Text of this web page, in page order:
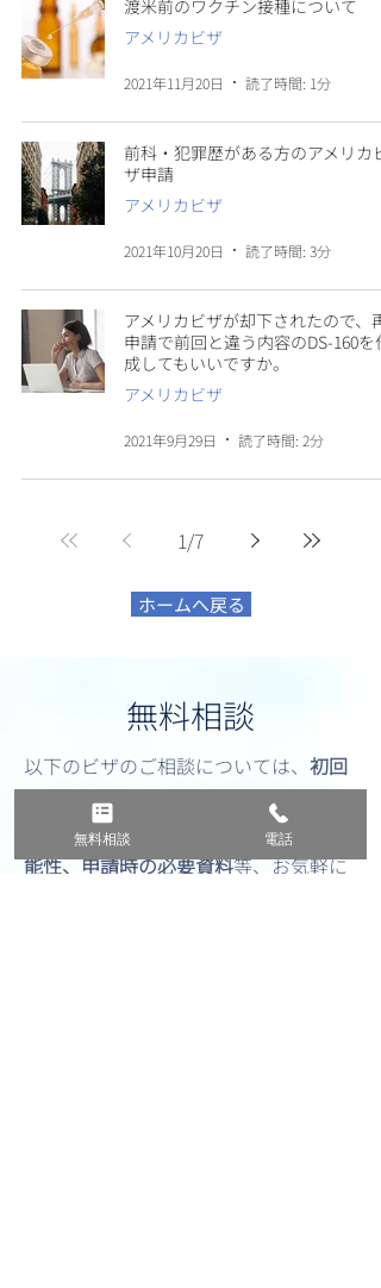
渡米前のワクチン接種について
アメリカビザ
2021年11月20日 読了時間: 1分
前科・犯罪歴がある方のアメリカビ
ザ申請
アメリカビザ
2021年10月20日 読了時間: 3分
アメリカビザが却下されたので、再
申請で前回と違う内容のDS-160を作
成してもいいですか。
アメリカビザ
2021年9月29日 読了時間: 2分
1/7
ホームへ戻る
無料相談
以下のビザのご相談については、 初回
30分無料で承っております。
ご自身のケースにおけるビザ発給の可
能性、申請時の必要資料等、お気軽に
無料相談 電話